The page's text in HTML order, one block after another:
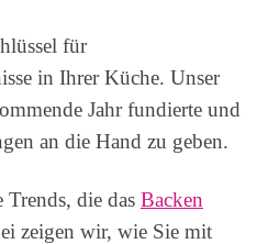
für
in Ihrer Küche. Unser
Jahr fundierte und
an die Hand zu geben.
die das Backen
zeigen wir, wie Sie mit